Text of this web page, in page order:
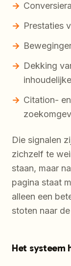
Prestaties
Dekking
Citation-
Die signalen
zichzelf te
staan, maar
pagina staat
alleen een
stoten naar
Het systeem